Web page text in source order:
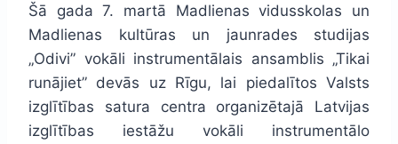
Šā gada 7. martā Madlienas vidusskolas un
Madlienas kultūras un jaunrades studijas
„Odivi” vokāli instrumentālais ansamblis „Tikai
runājiet” devās uz Rīgu, lai piedalītos Valsts
izglītības satura centra organizētajā Latvijas
izglītības iestāžu vokāli instrumentālo